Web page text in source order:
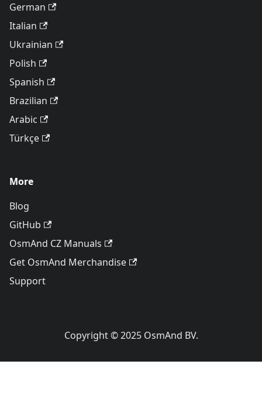
German
Italian
Ukrainian
Polish
Spanish
Brazilian
Arabic
Türkçe
More
Blog
GitHub
OsmAnd CZ Manuals
Get OsmAnd Merchandise
Support
Copyright © 2025 OsmAnd BV.